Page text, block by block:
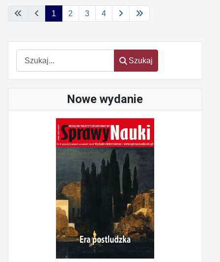
Szukaj
Szukaj
Nowe wydanie
1 2 3 4